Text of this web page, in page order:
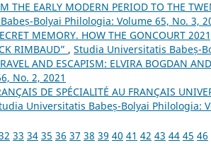
THE EARLY MODERN PERIOD TO THE
Bolyai Philologia: Volume 65, No. 3,
MEMORY. HOW THE GONCOURT
RIMBAUD” , Studia Universitatis Babeș-
AND ESCAPISM: ELVIRA BOGDAN
No. 2, 2021
DE SPÉCIALITÉ AU FRANÇAIS
Universitatis Babeș-Bolyai Philologia:
33 34 35 36 37 38 39 40 41 42 43 44 45 46